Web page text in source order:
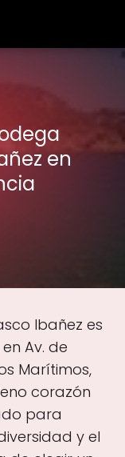
en
Ibañez es
Av. de
Marítimos,
corazón
para
y el